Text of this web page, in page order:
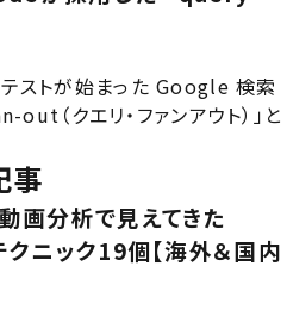
ストが始まった Google 検索
（クエリ・ファンアウト）」と
事
分析で見えてきた
ニック19個【海外＆国内